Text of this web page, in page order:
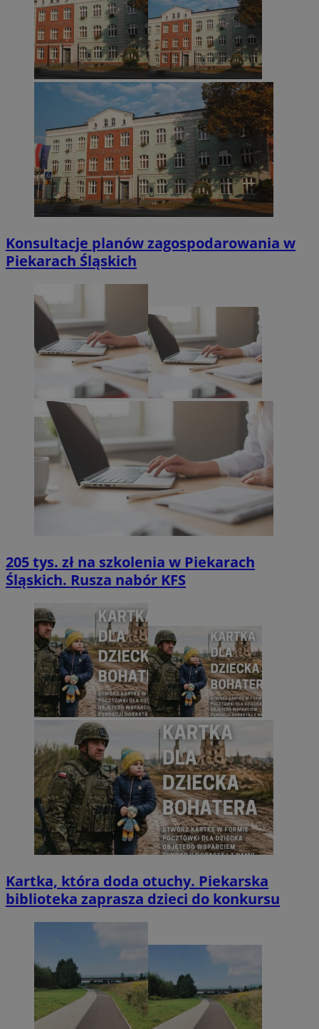
Konsultacje planów zagospodarowania w
Piekarach Śląskich
205 tys. zł na szkolenia w Piekarach
Śląskich. Rusza nabór KFS
Kartka, która doda otuchy. Piekarska
biblioteka zaprasza dzieci do konkursu